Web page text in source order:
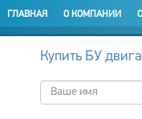
ГЛАВНАЯ О КОМПАНИИ
Купить БУ